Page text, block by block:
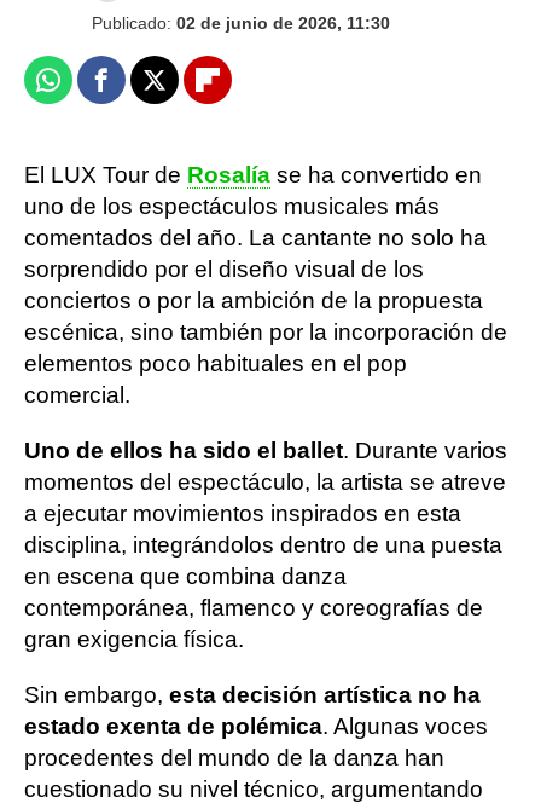
Publicado: 02 de junio de 2026, 11:30
WhatsappFacebook
X Flipboard
El LUX Tour de Rosalía se ha convertido en
uno de los espectáculos musicales más
comentados del año. La cantante no solo ha
sorprendido por el diseño visual de los
conciertos o por la ambición de la propuesta
escénica, sino también por la incorporación de
elementos poco habituales en el pop
comercial.
Uno de ellos ha sido el ballet. Durante varios
momentos del espectáculo, la artista se atreve
a ejecutar movimientos inspirados en esta
disciplina, integrándolos dentro de una puesta
en escena que combina danza
contemporánea, flamenco y coreografías de
gran exigencia física.
Sin embargo, esta decisión artística no ha
estado exenta de polémica. Algunas voces
procedentes del mundo de la danza han
cuestionado su nivel técnico, argumentando